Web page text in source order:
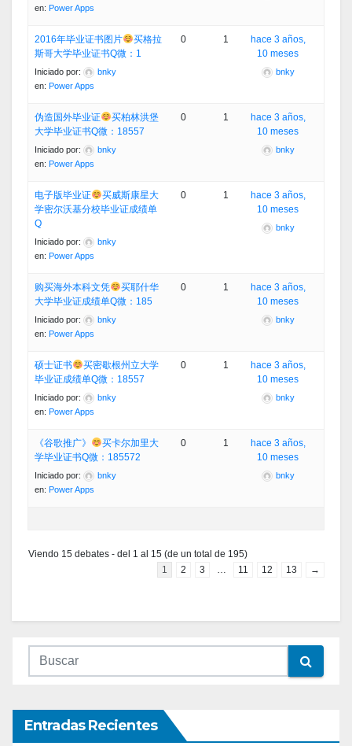
en: Power Apps
2016年毕业证书图片
买格拉
斯哥大学毕业证书Q微：1
Iniciado por:
bnky
en: Power Apps
0 1
hace 3 años,
10 meses
bnky
伪造国外毕业证
买柏林洪堡
大学毕业证书Q微：18557
Iniciado por:
bnky
en: Power Apps
0 1
hace 3 años,
10 meses
bnky
电子版毕业证
买威斯康星大
学密尔沃基分校毕业证成绩单
Q
Iniciado por:
bnky
en: Power Apps
0 1
hace 3 años,
10 meses
bnky
购买海外本科文凭
买耶什华
大学毕业证成绩单Q微：185
Iniciado por:
bnky
en: Power Apps
0 1
hace 3 años,
10 meses
bnky
硕士证书
买密歇根州立大学
毕业证成绩单Q微：18557
Iniciado por:
bnky
en: Power Apps
0 1
hace 3 años,
10 meses
bnky
《谷歌推广》
买卡尔加里大
学毕业证书Q微：185572
Iniciado por:
bnky
en: Power Apps
0 1
hace 3 años,
10 meses
bnky
Viendo 15 debates - del 1 al 15 (de un total de 195)
1
2 3 … 11 12 13 →
Entradas Recientes